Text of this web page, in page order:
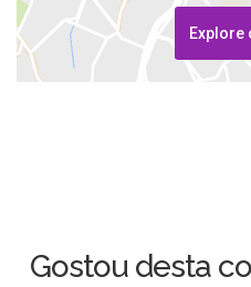
Explore
Gostou desta